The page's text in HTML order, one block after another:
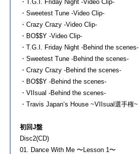
・T.G.I. Friday Night -Video Clip-
・Sweetest Tune -Video Clip-
・Crazy Crazy -Video Clip-
・BO$$Y -Video Clip-
・T.G.I. Friday Night -Behind the scenes-
・Sweetest Tune -Behind the scenes-
・Crazy Crazy -Behind the scenes-
・BO$$Y -Behind the scenes-
・VIIsual -Behind the scenes-
・Travis Japan‘s House ~VIIsual選手権~
初回J盤
Disc2(CD)
01. Dance With Me 〜Lesson 1〜